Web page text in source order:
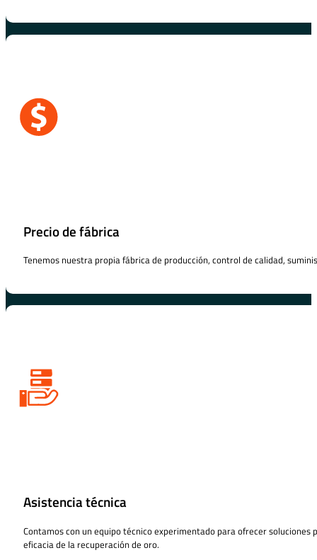
Precio de fábrica
Tenemos nuestra propia fábrica de producción, control de calidad,
Asistencia técnica
Contamos con un equipo técnico experimentado para ofrecer
eficacia de la recuperación de oro.